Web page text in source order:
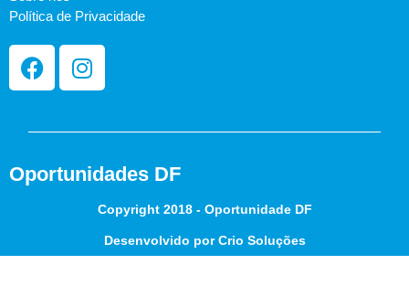
Política de Privacidade
Oportunidades DF
Copyright 2018 - Oportunidade DF
Desenvolvido por Crio Soluções